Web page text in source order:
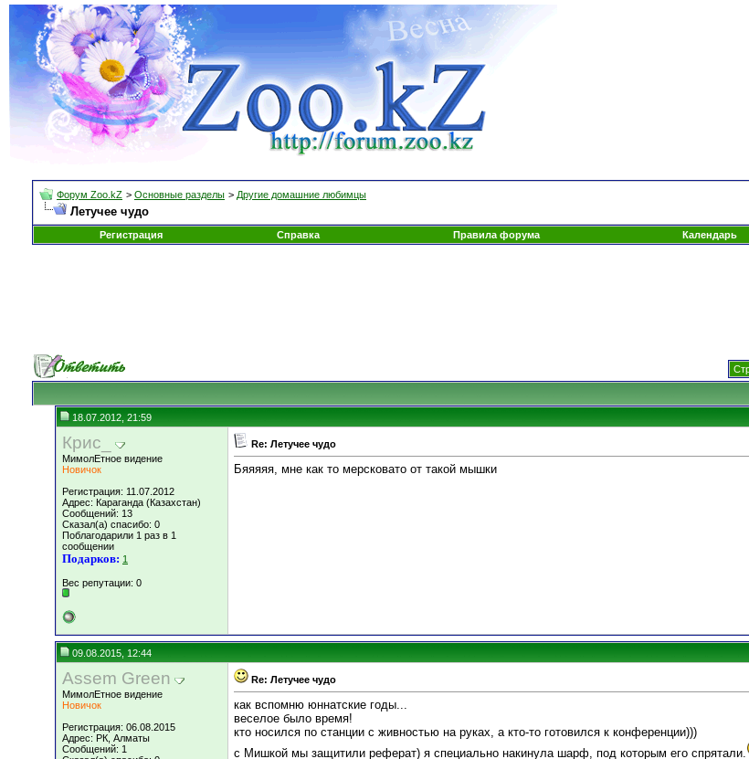
Форум Zoo.kZ > Основные разделы > Другие домашние любимцы
Летучее чудо
Регистрация
Справка Правила форума Календарь
18.07.2012, 21:59
Крис_
МимолЕтное видение
Новичок
Регистрация: 11.07.2012
Адрес: Караганда (Казахстан)
Сообщений: 13
Сказал(а) спасибо: 0
Поблагодарили 1 раз в 1
сообщении
Подарков: 1
Вес репутации: 0
Re: Летучее чудо
Бяяяяя, мне как то мерсковато от такой мышки
09.08.2015, 12:44
Assem Green
МимолЕтное видение
Новичок
Регистрация: 06.08.2015
Адрес: РК, Алматы
Сообщений: 1
Re: Летучее чудо
как вспомню юннатские годы...
веселое было время!
кто носился по станции с живностью на руках, а кто-то готовился к конференции)))
с Мишкой мы защитили реферат) я специально накинула шарф, под которым его спрятали.